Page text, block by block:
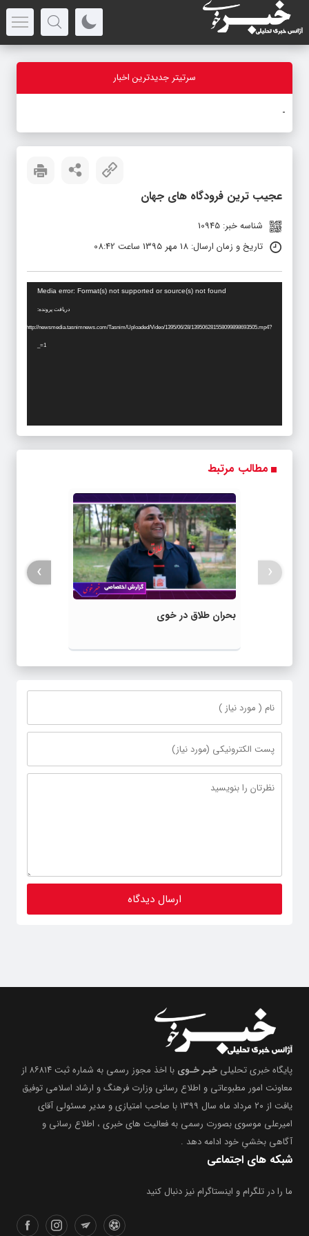
سرتیتر جدیدترین اخبار
با
عجیب ترین فرودگاه های جهان
شناسه خبر: 10945
تاریخ و زمان ارسال: 18 مهر 1395 ساعت 08:42
Media error: Format(s) not supported or source(s) not found
دریافت پرونده:
http://newsmedia.tasnimnews.com/Tasnim/Uploaded/Video/1395/06/28/139506281558099898693505.mp4?
_=1
مطالب مرتبط
بحران طلاق در خوی
‹
›
پایگاه خبری تحلیلی خبـر خـوی
با اخذ مجوز رسمی به شماره ثبت ۸۶۸۱۴ از
معاونت امور مطبوعاتی و اطلاع رسانی وزارت فرهنگ و ارشاد اسلامی توفیق
یافت از ۲۰ مرداد ماه سال ۱۳۹۹ با صاحب امتیازی و مدیر مسئولی آقای
امیرعلی موسوی بصورت رسمی به فعالیت های خبری ، اطلاع رسانی و
آگاهی بخشیِ خود ادامه دهد .
شبکه های اجتماعی
ما را در تلگرام و اینستاگرام نیز دنبال کنید